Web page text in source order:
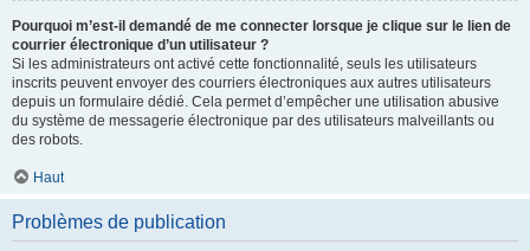
Pourquoi m’est-il demandé de me connecter lorsque je clique sur le lien de
courrier électronique d’un utilisateur ?
Si les administrateurs ont activé cette fonctionnalité, seuls les utilisateurs
inscrits peuvent envoyer des courriers électroniques aux autres utilisateurs
depuis un formulaire dédié. Cela permet d’empêcher une utilisation abusive
du système de messagerie électronique par des utilisateurs malveillants ou
des robots.
Haut
Problèmes de publication